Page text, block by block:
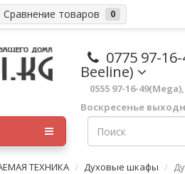
Сравнение товаров 0
0775 97-
Beeline)
0555 97-16-
Воскресенье
ТЕХНИКА Духовые шкафы